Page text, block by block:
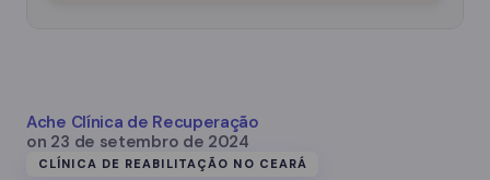
Ache Clínica de Recuperação
on 23 de setembro de 2024
CLÍNICA DE REABILITAÇÃO NO CEARÁ